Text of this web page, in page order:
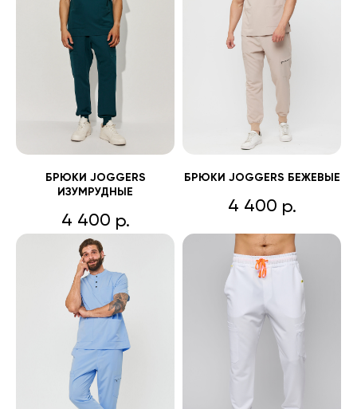
БРЮКИ JOGGERS
ИЗУМРУДНЫЕ
4 400 р.
БРЮКИ JOGGERS БЕЖЕВЫЕ
4 400 р.